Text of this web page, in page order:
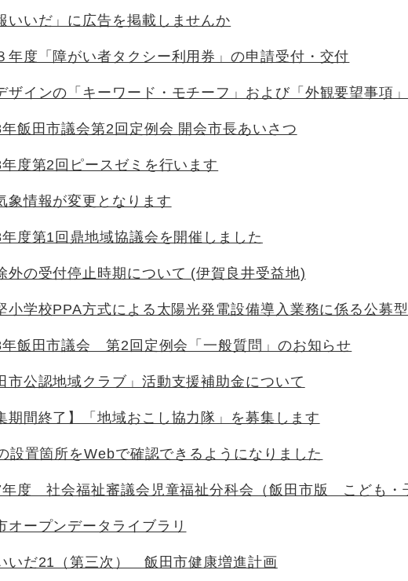
いいだ」に広告を掲載しませんか
年度「障がい者タクシー利用券」の申請受付・交付
ザインの「キーワード・モチーフ」および「外観要望事項
飯田市議会第2回定例会 開会市長あいさつ
度第2回ピースゼミを行います
象情報が変更となります
度第1回鼎地域協議会を開催しました
外の受付停止時期について (伊賀良井受益地)
小学校PPA方式による太陽光発電設備導入業務に係る公募
飯田市議会 第2回定例会「一般質問」のお知らせ
市公認地域クラブ」活動支援補助金について
期間終了】「地域おこし協力隊」を募集します
設置箇所をWebで確認できるようになりました
度 社会福祉審議会児童福祉分科会（飯田市版 こども・
オープンデータライブラリ
いだ21（第三次） 飯田市健康増進計画